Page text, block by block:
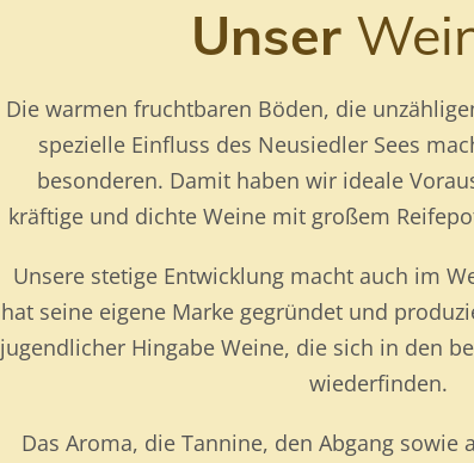
Unser
Die warmen fruchtbaren Böden, die
spezielle Einfluss des Neusiedler Sees
besonderen. Damit haben wir ideale
kräftige und dichte Weine mit großem
Unsere stetige Entwicklung macht auch im
hat seine eigene Marke gegründet und
jugendlicher Hingabe Weine, die sich in den
wiederfinden.
Das Aroma, die Tannine, den Abgang sowie